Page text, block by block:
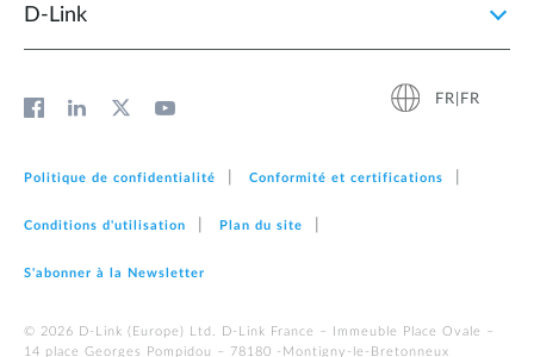
D‑Link
FR|FR
Politique de confidentialité Conformité et certifications
Conditions d'utilisation Plan du site
S'abonner à la Newsletter
© 2026 D‑Link (Europe) Ltd. D-Link France – Immeuble Place Ovale –
14 place Georges Pompidou – 78180 -Montigny-le-Bretonneux